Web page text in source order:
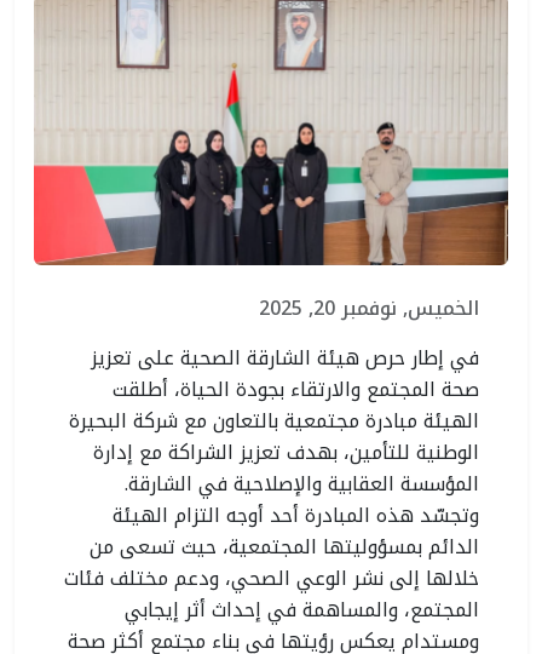
الخميس, نوفمبر 20, 2025
في إطار حرص هيئة الشارقة الصحية على تعزيز
صحة المجتمع والارتقاء بجودة الحياة، أطلقت
الهيئة مبادرة مجتمعية بالتعاون مع شركة البحيرة
الوطنية للتأمين، بهدف تعزيز الشراكة مع إدارة
المؤسسة العقابية والإصلاحية في الشارقة.
وتجسّد هذه المبادرة أحد أوجه التزام الهيئة
الدائم بمسؤوليتها المجتمعية، حيث تسعى من
خلالها إلى نشر الوعي الصحي، ودعم مختلف فئات
المجتمع، والمساهمة في إحداث أثر إيجابي
ومستدام يعكس رؤيتها في بناء مجتمع أكثر صحة